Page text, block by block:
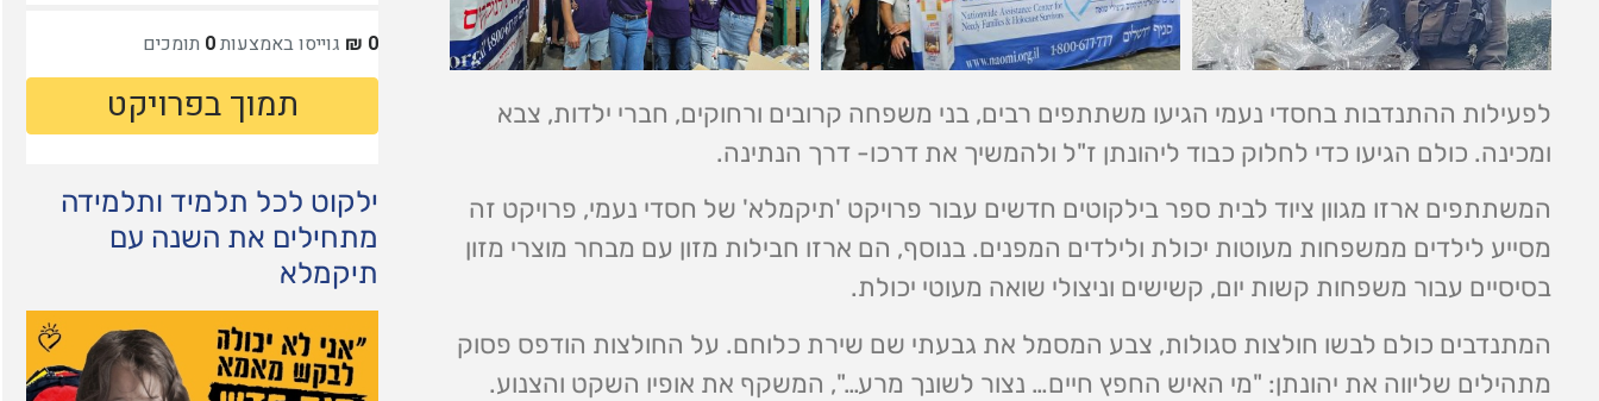
לפעילות ההתנדבות בחסדי נעמי הגיעו משתתפים רבים, בני משפחה קרובים ורחוקים, חברי ילדות, צבא
ומכינה. כולם הגיעו כדי לחלוק כבוד ליהונתן ז"ל ולהמשיך את דרכו- דרך הנתינה.
המשתתפים ארזו מגוון ציוד לבית ספר בילקוטים חדשים עבור פרויקט 'תיקמלא' של חסדי נעמי, פרויקט זה
מסייע לילדים ממשפחות מעוטות יכולת ולילדים המפנים. בנוסף, הם ארזו חבילות מזון עם מבחר מוצרי מזון
בסיסיים עבור משפחות קשות יום, קשישים וניצולי שואה מעוטי יכולת.
המתנדבים כולם לבשו חולצות סגולות, צבע המסמל את גבעתי שם שירת כלוחם. על החולצות הודפס פסוק
מתהילים שליווה את יהונתן: "מי האיש החפץ חיים… נצור לשונך מרע…", המשקף את אופיו השקט והצנוע.
ילקוט לכל תלמיד ותלמידה
מתחילים את השנה עם
תיקמלא